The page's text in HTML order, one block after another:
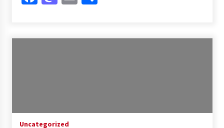
Uncategorized